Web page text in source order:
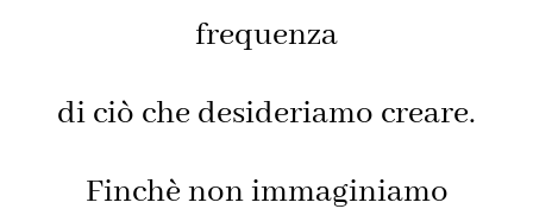
frequenza
di ciò che desideriamo creare.
Finchè non immaginiamo